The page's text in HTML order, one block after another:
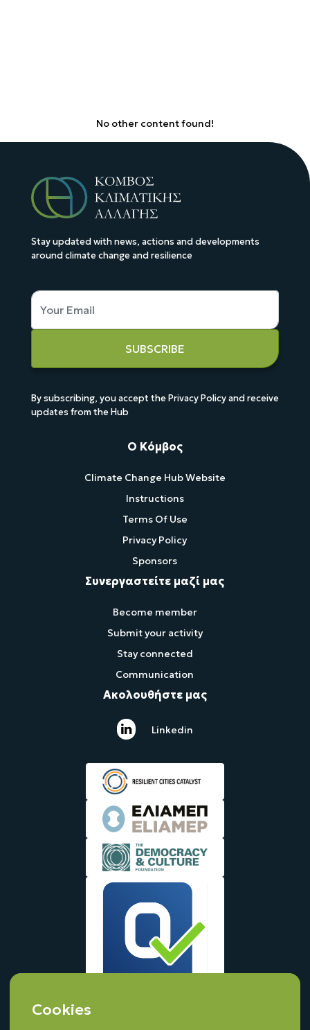
No other content found!
Stay updated with news, actions and developments
around climate change and resilience
SUBSCRIBE
By subscribing, you accept the Privacy Policy and receive
updates from the Hub
Ο Κόμβος
Climate Change Hub Website
Instructions
Terms Of Use
Privacy Policy
Sponsors
Συνεργαστείτε μαζί μας
Become member
Submit your activity
Stay connected
Communication
Ακολουθήστε μας
Linkedin
Cookies